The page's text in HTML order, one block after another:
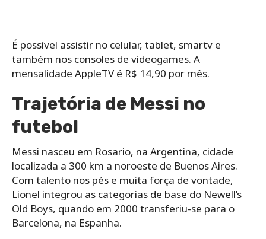
É possível assistir no celular, tablet, smartv e
também nos consoles de videogames. A
mensalidade AppleTV é R$ 14,90 por mês.
Trajetória de Messi no
futebol
Messi nasceu em Rosario, na Argentina, cidade
localizada a 300 km a noroeste de Buenos Aires.
Com talento nos pés e muita força de vontade,
Lionel integrou as categorias de base do Newell’s
Old Boys, quando em 2000 transferiu-se para o
Barcelona, na Espanha.